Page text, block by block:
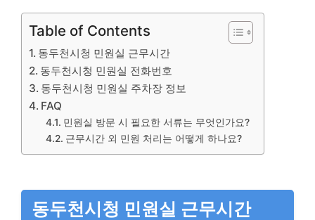
Table of Contents
동두천시청 민원실 근무시간
동두천시청 민원실 전화번호
동두천시청 민원실 주차장 정보
FAQ
민원실 방문 시 필요한 서류는 무엇인가요?
근무시간 외 민원 처리는 어떻게 하나요?
동두천시청 민원실 근무시간